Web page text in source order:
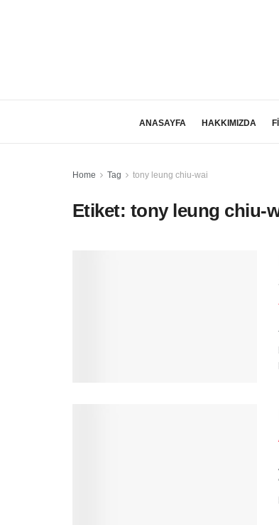
ANASAYFA HAKKIMIZDA
Home Tag tony leung chiu-wai
Etiket: tony leung chiu-